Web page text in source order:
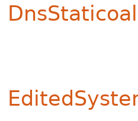
DnsStatico